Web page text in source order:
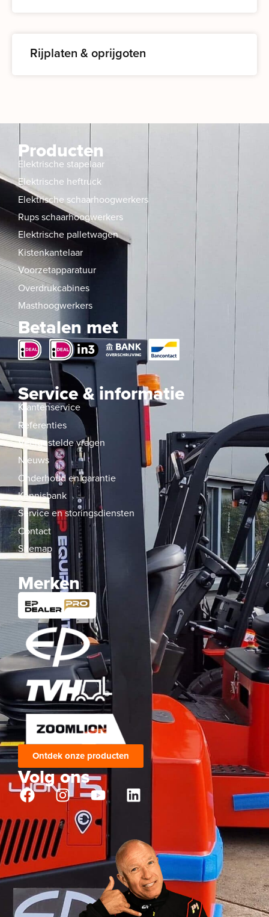
Rijplaten & oprijgoten
Producten
Elektrische stapelaar
Elektrische heftruck
Elektrische schaarhoogwerkers
Rups schaarhoogwerkers
Elektrische palletwagen
Kistenkantelaar
Voorzetapparatuur
Overdrukcabines
Masthoogwerkers
Betalen met
Service & informatie
Klantenservice
Referenties
Veelgestelde vragen
Nieuws
Onderhoud en garantie
Kennisbank
Service en storingsdiensten
Contact
Sitemap
Merken
Ontdek onze producten
Volg ons